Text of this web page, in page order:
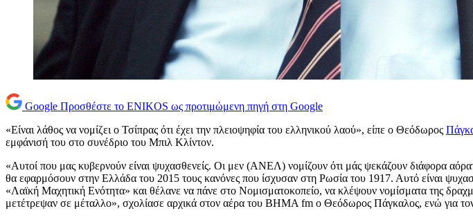
Google Προσθέστε το ENIKOS ως προτιμώμενη πηγή στη Google
«Είναι λάθος να νομίζει ο Τσίπρας ότι έχει την πλειοψηφία του ελληνικού λαού», είπε ο Θεόδωρος
εμφάνισή του στο συνέδριο του Μπιλ Κλίντον.
«Αυτοί που μας κυβερνούν είναι ψυχασθενείς. Οι μεν (ΑΝΕΛ) νομίζουν ότι μάς ψεκάζουν διάφορα
θα εφαρμόσουν στην Ελλάδα του 2015 τους κανόνες που ίσχυσαν στη Ρωσία του 1917. Αυτό είναι
«Λαϊκή Μαχητική Ενότητα» και θέλανε να πάνε στο Νομισματοκοπείο, να κλέψουν νομίσματα της
μετέτρεψαν σε μέταλλο», σχολίασε αρχικά στον αέρα του ΒΗΜΑ fm ο Θεόδωρος Πάγκαλος, ενώ για